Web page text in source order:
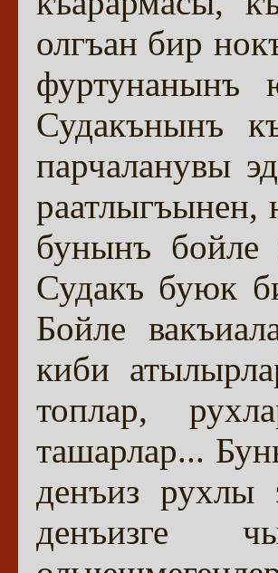
олгъан бир
фуртунанынъ
Судакънынъ
парчаланувы
раатлыгъынен,
бунынъ бойле
Судакъ буюк
Бойле
киби
топлар,
ташарлар...
денъиз рухлы
денъизге